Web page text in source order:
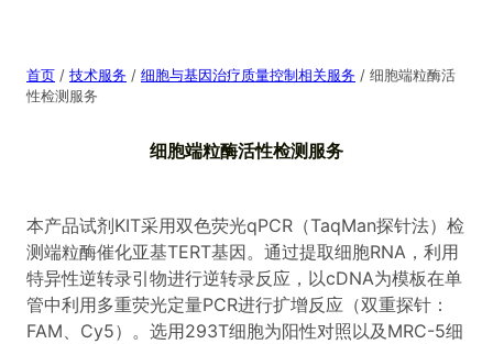
首页 / 技术服务 / 细胞与基因治疗质量控制相关服务 / 细胞端粒酶活
性检测服务
细胞端粒酶活性检测服务
本产品试剂KIT采用双色荧光qPCR（TaqMan探针法）检
测端粒酶催化亚基TERT基因。通过提取细胞RNA，利用
特异性逆转录引物进行逆转录反应，以cDNA为模板在单
管中利用多重荧光定量PCR进行扩增反应（双重探针：
FAM、Cy5）。选用293T细胞为阳性对照以及MRC-5细